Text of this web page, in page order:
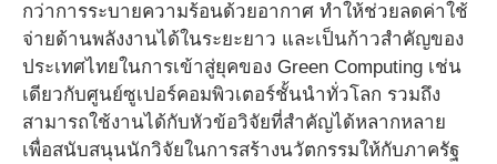
กว่าการระบายความร้อนด้วยอากาศ ทำให้ช่วยลดค่าใช้
จ่ายด้านพลังงานได้ในระยะยาว และเป็นก้าวสำคัญของ
ประเทศไทยในการเข้าสู่ยุคของ Green Computing เช่น
เดียวกับศูนย์ซูเปอร์คอมพิวเตอร์ชั้นนำทั่วโลก รวมถึง
สามารถใช้งานได้กับหัวข้อวิจัยที่สำคัญได้หลากหลาย
เพื่อสนับสนุนนักวิจัยในการสร้างนวัตกรรมให้กับภาครัฐ